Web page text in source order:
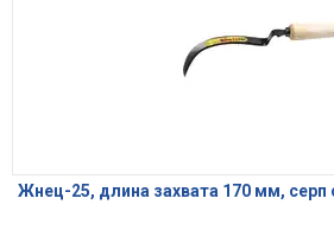
Жнец-25, длина захвата 170 мм, серп